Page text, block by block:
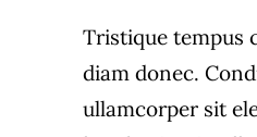
Tristique tempus
diam donec.
ullamcorper sit